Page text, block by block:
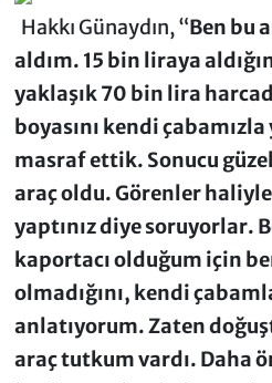
Hakkı Günaydın, “Ben bu
aldım. 15 bin liraya
yaklaşık 70 bin lira
boyasını kendi
masraf ettik. Sonucu
araç oldu. Görenler haliyle
yaptınız diye soruyorlar.
kaportacı olduğum için
olmadığını, kendi
anlatıyorum. Zaten
araç tutkum vardı. Daha